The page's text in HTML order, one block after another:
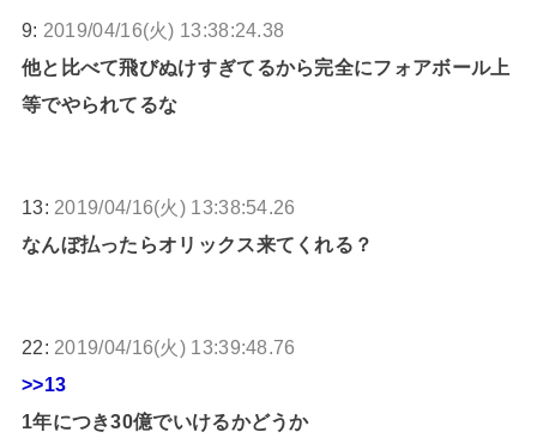
9: 2019/04/16(火) 13:38:24.38
他と比べて飛びぬけすぎてるから完全にフォアボール上
等でやられてるな
13: 2019/04/16(火) 13:38:54.26
なんぼ払ったらオリックス来てくれる？
22: 2019/04/16(火) 13:39:48.76
>>13
1年につき30億でいけるかどうか